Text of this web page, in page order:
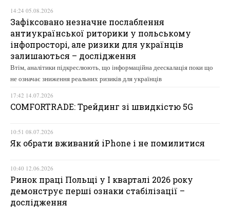
14:24 05.08.2026
Зафіксовано незначне послаблення
антиукраїнської риторики у польському
інфопросторі, але ризики для українців
залишаються – дослідження
Втім, аналітики підкреслюють, що інформаційна деескалація поки що
не означає зниження реальних ризиків для українців
17:42 14.07.2026
COMFORTRADE: Трейдинг зі швидкістю 5G
10:51 08.07.2026
Як обрати вживаний iPhone і не помилитися
10:40 12.06.2026
Ринок праці Польщі у І кварталі 2026 року
демонструє перші ознаки стабілізації –
дослідження